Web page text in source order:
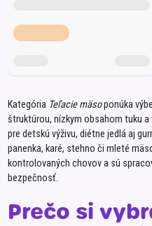
Kategória Teľacie mäsoponúka
štruktúrou, nízkym obsahom tuku
pre detskú výživu, diétne jedlá aj
panenka, karé, stehno či mleté
kontrolovaných chovov a sú
bezpečnosť.
Prečo si